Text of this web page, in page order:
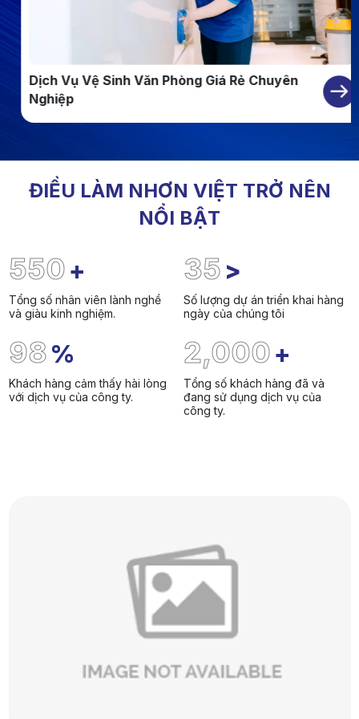
Dịch Vụ Vệ Sinh Văn Phòng Giá Rẻ Chuyên
Nghiệp
ĐIỀU LÀM NHƠN VIỆT TRỞ NÊN
NỔI BẬT
550+
Tổng số nhân viên lành nghề
và giàu kinh nghiệm.
35 >
Số lượng dự án triển khai hàng
ngày của chúng tôi
98%
Khách hàng cảm thấy hài lòng
với dịch vụ của công ty.
2,000+
Tổng số khách hàng đã và
đang sử dụng dịch vụ của
công ty.